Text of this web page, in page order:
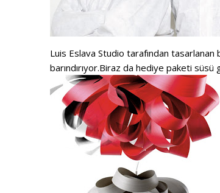
Luis Eslava Studio tarafından tasarlanan
barındırıyor.Biraz da hediye paketi süsü